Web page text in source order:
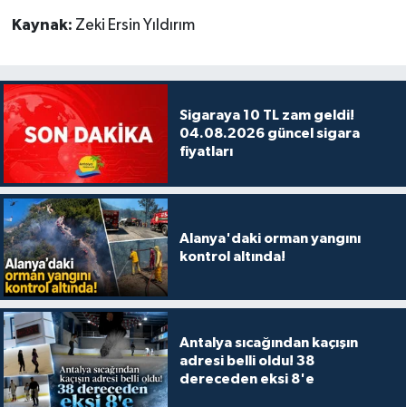
Kaynak: Zeki Ersin Yıldırım
Sigaraya 10 TL zam geldi!
04.08.2026 güncel sigara
fiyatları
Alanya'daki orman yangını
kontrol altında!
Antalya sıcağından kaçışın
adresi belli oldu! 38
dereceden eksi 8'e